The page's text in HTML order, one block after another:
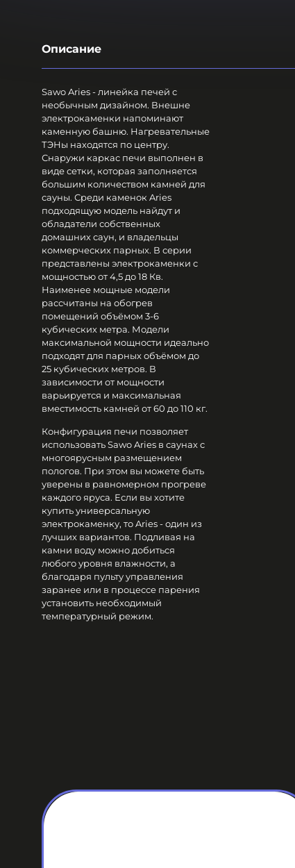
Описание
Sawo Aries - линейка печей с
необычным дизайном. Внешне
электрокаменки напоминают
каменную башню. Нагревательные
ТЭНы находятся по центру.
Снаружи каркас печи выполнен в
виде сетки, которая заполняется
большим количеством камней для
сауны. Среди каменок Aries
подходящую модель найдут и
обладатели собственных
домашних саун, и владельцы
коммерческих парных. В серии
представлены электрокаменки с
мощностью от 4,5 до 18 Кв.
Наименее мощные модели
рассчитаны на обогрев
помещений объёмом 3-6
кубических метра. Модели
максимальной мощности идеально
подходят для парных объёмом до
25 кубических метров. В
зависимости от мощности
варьируется и максимальная
вместимость камней от 60 до 110 кг.
Конфигурация печи позволяет
использовать Sawo Aries в саунах с
многоярусным размещением
пологов. При этом вы можете быть
уверены в равномерном прогреве
каждого яруса. Если вы хотите
купить универсальную
электрокаменку, то Aries - один из
лучших вариантов. Подливая на
камни воду можно добиться
любого уровня влажности, а
благодаря пульту управления
заранее или в процессе парения
установить необходимый
температурный режим.